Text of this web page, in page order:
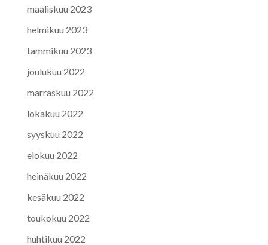
maaliskuu 2023
helmikuu 2023
tammikuu 2023
joulukuu 2022
marraskuu 2022
lokakuu 2022
syyskuu 2022
elokuu 2022
heinäkuu 2022
kesäkuu 2022
toukokuu 2022
huhtikuu 2022